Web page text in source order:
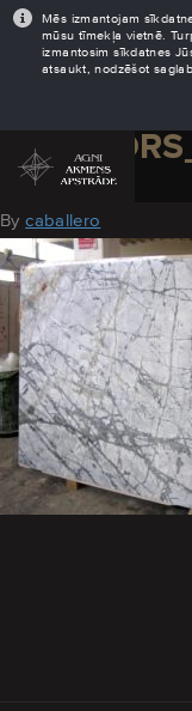
Mēs izmantojam
mūsu tīmekļa vietnē.
izmantosim sīkdatnes
atsaukt, nodzēšot
August 29, 2016
Bycaballero